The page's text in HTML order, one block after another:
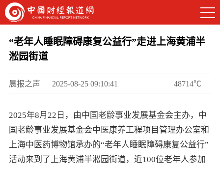
“老年人睡眠障碍康复公益行”走进上海黄浦半
淞园街道
晨报之声 2025-08-25 09:10:41 48714℃
2025年8月22日，由中国老龄事业发展基金会主办，中
国老龄事业发展基金会中医康养工程项目管理办公室和
上海中医药博物馆承办的“老年人睡眠障碍康复公益行”
活动来到了上海黄浦半淞园街道，近100位老年人参加